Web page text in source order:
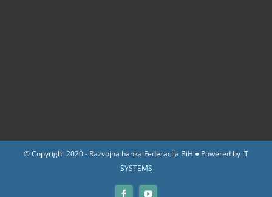
© Copyright 2020 - Razvojna banka Federacija BiH ● Powered by iT
SYSTEMS